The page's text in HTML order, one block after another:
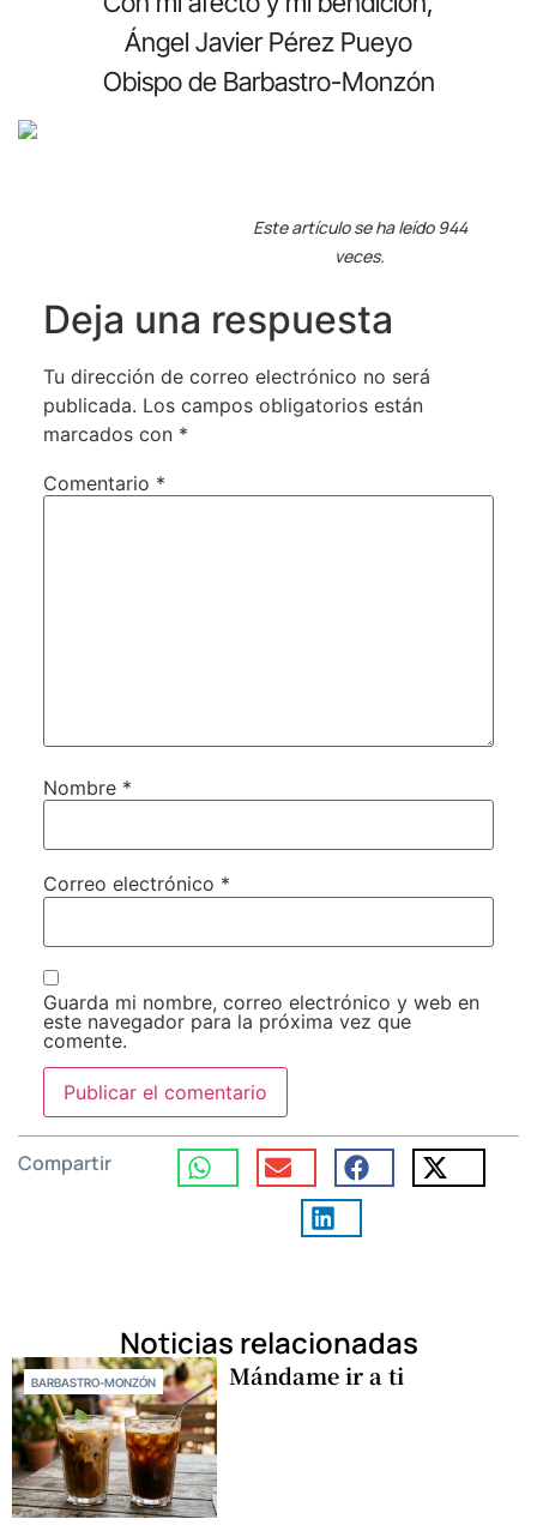
Ángel Javier Pérez Pueyo
Obispo de Barbastro-Monzón
Este artículo se ha leído 944
veces.
Deja una respuesta
Tu dirección de correo electrónico no será
publicada. Los campos obligatorios están
marcados con *
Comentario *
Nombre *
Correo electrónico *
Guarda mi nombre, correo electrónico y web en
este navegador para la próxima vez que
comente.
Compartir
Noticias relacionadas
BARBASTRO-MONZÓN Mándame ir a ti